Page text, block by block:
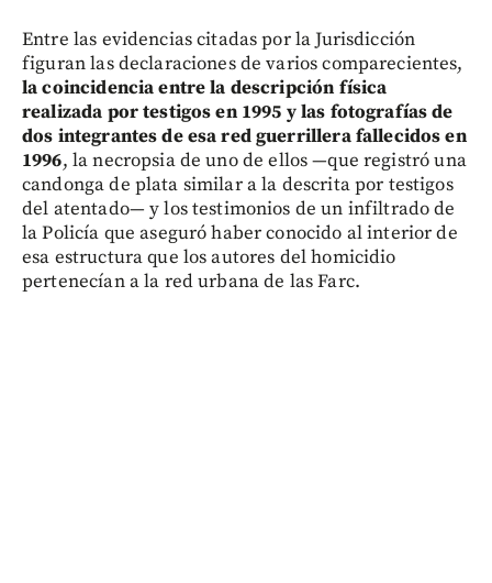
Entre las evidencias citadas por la Jurisdicción
figuran las declaraciones de varios comparecientes,
la coincidencia entre la descripción física
realizada por testigos en 1995 y las fotografías de
dos integrantes de esa red guerrillera fallecidos en
1996, la necropsia de uno de ellos —que registró una
candonga de plata similar a la descrita por testigos
del atentado— y los testimonios de un infiltrado de
la Policía que aseguró haber conocido al interior de
esa estructura que los autores del homicidio
pertenecían a la red urbana de las Farc.